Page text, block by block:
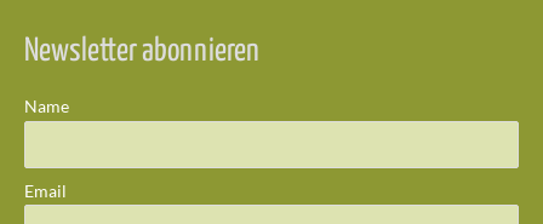
Newsletter abonnieren
Name
Email